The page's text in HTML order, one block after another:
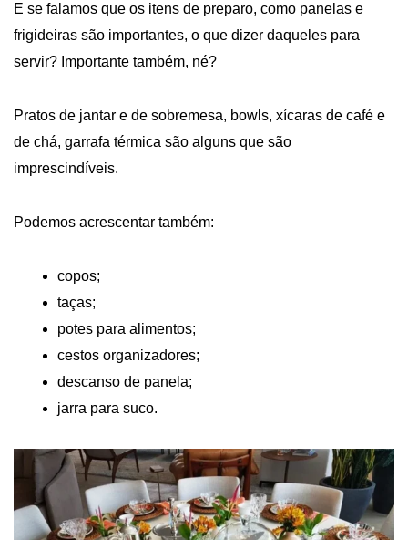
E se falamos que os itens de preparo, como panelas e
frigideiras são importantes, o que dizer daqueles para
servir? Importante também, né?
Pratos de jantar e de sobremesa, bowls, xícaras de café e
de chá, garrafa térmica são alguns que são
imprescindíveis.
Podemos acrescentar também:
copos;
taças;
potes para alimentos;
cestos organizadores;
descanso de panela;
jarra para suco.